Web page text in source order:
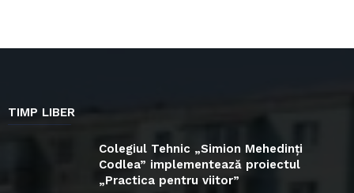
TIMP LIBER
Colegiul Tehnic „Simion Mehedinți
Codlea” implementează proiectul
„Practica pentru viitor”